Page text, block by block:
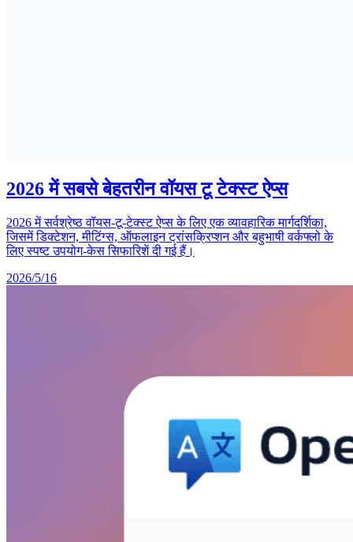
2026 में सबसे बेहतरीन वॉयस टू टेक्स्ट ऐप्स
2026 में सर्वश्रेष्ठ वॉयस-टू-टेक्स्ट ऐप्स के लिए एक व्यावहारिक मार्गदर्शिका,
जिसमें डिक्टेशन, मीटिंग्स, ऑफलाइन ट्रांसक्रिप्शन और बहुभाषी वर्कफ्लो के
लिए स्पष्ट उपयोग-केस सिफारिशें दी गई हैं।
2026/5/16